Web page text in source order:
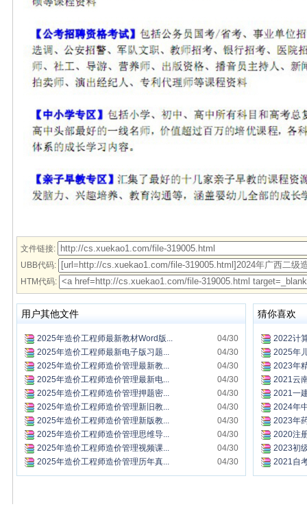
文件链接:
UBB代码:
HTM代码:
用户其他文件
04/30
2025年造价工程师最新教材Word版...
04/30
2025年造价工程师最新电子版习题...
04/30
2025年造价工程师造价管理最新教...
04/30
2025年造价工程师造价管理最新电...
04/30
2025年造价工程师造价管理押题密...
04/30
2025年造价工程师造价管理新旧教...
04/30
2025年造价工程师造价管理新版教...
04/30
2025年造价工程师造价管理思维导...
04/30
2025年造价工程师造价管理视频课...
04/30
2025年造价工程师造价管理历年真...
猜你喜欢
2022计
2025年
2023年
2021云
2021一
2024年
2023年
2020注
2023初
2021自